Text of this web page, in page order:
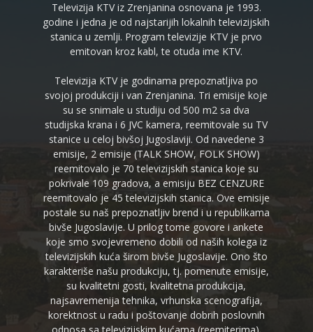
Televizija KTV iz Zrenjanina osnovana je 1993.
godine i jedna je od najstarijih lokalnih televizijskih
stanica u zemlji. Program televizije KTV je prvo
emitovan kroz kabl, te otuda ime KTV.
Televizija KTV je godinama prepoznatljiva po
svojoj produkciji i van Zrenjanina. Tri emisije koje
su se snimale u studiju od 500 m2 sa dva
studijska krana i 6 JVC kamera, reemitovale su TV
stanice u celoj bivšoj Jugoslaviji. Od navedene 3
emisije, 2 emisije (TALK SHOW, FOLK SHOW)
reemitovalo je 70 televizijskih stanica koje su
pokrivale 109 gradova, a emisiju BEZ CENZURE
reemitovalo je 45 televizijskih stanica. Ove emisije
postale su naš prepoznatljiv brend i u republikama
bivše Jugoslavije. U prilog tome govore i ankete
koje smo svojevremeno dobili od naših kolega iz
televizijskih kuća širom bivše Jugoslavije. Ono što
karakteriše našu produkciju, tj. pomenute emisije,
su kvalitetni gosti, kvalitetna produkcija,
najsavremenija tehnika, vrhunska scenografija,
korektnost u radu i poštovanje dobrih poslovnih